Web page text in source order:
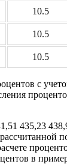
10.5
10.5
10.5
с
435,23
рассчитанной
в